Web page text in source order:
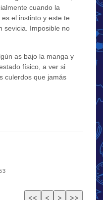
cuando la
el instinto y este te
sevicia. Imposible no
as bajo la manga y
físico, a ver si
culerdos que jamás